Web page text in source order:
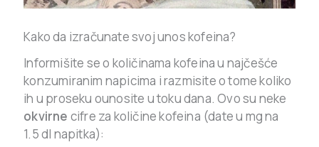
Kako da izračunate svoj unos kofeina?
Informišite se o količinama kofeina u najčešće
konzumiranim napicima i razmisite o tome koliko
ih u proseku ounosite u toku dana. Ovo su neke
okvirne cifre za količine kofeina (date u mg na
1.5 dl napitka):